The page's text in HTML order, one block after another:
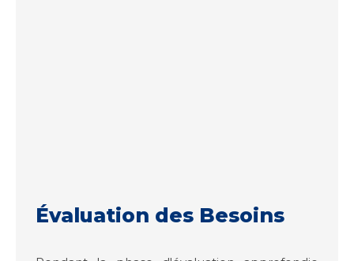
Évaluation des Besoins